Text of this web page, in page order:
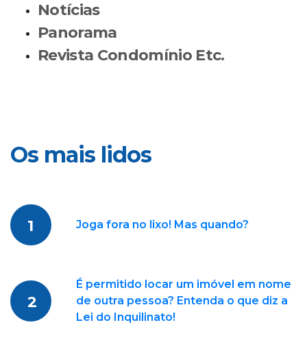
Notícias
Panorama
Revista Condomínio Etc.
Os mais lidos
1 Joga fora no lixo! Mas quando?
2
É permitido locar um imóvel em nome
de outra pessoa? Entenda o que diz a
Lei do Inquilinato!